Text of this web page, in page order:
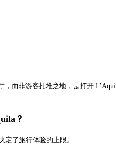
，而非游客扎堆之地，是打开
？
定了旅行体验的上限。